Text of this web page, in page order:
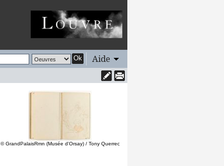
Ok Aide
© GrandPalaisRmn (Musée d'Orsay) / Tony Querrec